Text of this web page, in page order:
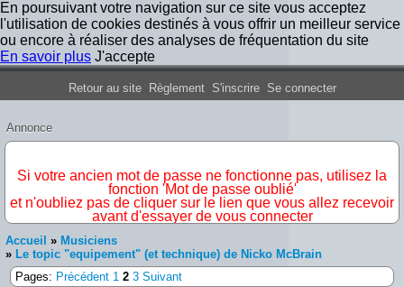
En poursuivant votre navigation sur ce site vous acceptez
l'utilisation de cookies destinés à vous offrir un meilleur service
ou encore à réaliser des analyses de fréquentation du site
En savoir plus J'accepte
Forum Iron Maiden France
Retour au site Règlement S'inscrire Se connecter
Annonce
Si votre ancien mot de passe ne fonctionne pas, utilisez la
fonction 'Mot de passe oublié'
et n'oubliez pas de cliquer sur le lien que vous allez recevoir
avant d'essayer de vous connecter
Accueil » Musiciens
» Le topic "equipement" (et technique) de Nicko McBrain
Pages: Précédent 1 2 3 Suivant